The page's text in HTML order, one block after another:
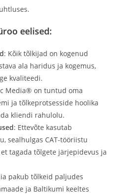
eelised:
: Kõik tõlkijad on kogenud
ala haridus ja kogemus,
kvaliteedi.
Media® on tuntud oma
ja tõlkeprotsesside hoolika
kliendi rahulolu.
: Ettevõte kasutab
sealhulgas CAT-tööriistu
tagada tõlgete järjepidevus ja
pakub tõlkeid paljudes
ja Baltikumi keeltes